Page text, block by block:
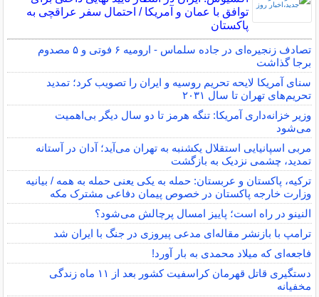
توافق با عمان و آمریکا / احتمال سفر عراقچی به
پاکستان
تصادف زنجیره‌ای در جاده سلماس - ارومیه ۶ فوتی و ۵ مصدوم
برجا گذاشت
سنای آمریکا لایحه تحریم روسیه و ایران را تصویب کرد؛ تمدید
تحریم‌های تهران تا سال ۲۰۳۱
وزیر خزانه‌داری آمریکا: تنگه هرمز تا دو سال دیگر بی‌اهمیت
می‌شود
مربی اسپانیایی استقلال یکشنبه به تهران می‌آید؛ آدان در آستانه
تمدید، چشمی نزدیک به بازگشت
ترکیه، پاکستان و عربستان: حمله به یکی یعنی حمله به همه / بیانیه
وزارت خارجه پاکستان در خصوص پیمان دفاعی مشترک مکه
النینو در راه است؛ پاییز امسال پرچالش می‌شود؟
ترامپ با بازنشر مقاله‌ای مدعی پیروزی در جنگ با ایران شد
فاجعه‌ای که میلاد محمدی به بار آورد!
دستگیری قاتل قهرمان کراسفیت کشور بعد از ۱۱ ماه زندگی
مخفیانه